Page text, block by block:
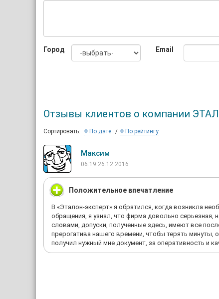
Город Email
Отзывы клиентов о компании
Сортировать: По дате По рейтингу
Максим
06:19 26.12.2016
Положительное впечатление
В «Эталон-эксперт» я обратился, когда возникла
обращения, я узнал, что фирма довольно серьезная,
словами, допуски, полученные здесь, имеют все
прерогатива нашего времени, чтобы терять минуты,
получил нужный мне документ, за оперативность и